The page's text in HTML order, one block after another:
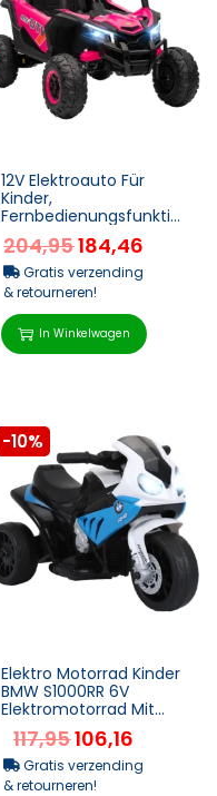
12V Elektroauto Für
Kinder,
Fernbedienungsfunktio
n, Gurt, Hupe, LED-
Lichter, USB-Port, Für 3-
5 Jah...
204,95184,46
Gratis verzending
& retourneren!
In Winkelwagen
-10%
Elektro Motorrad Kinder
BMW S1000RR 6V
Elektromotorrad Mit
Scheinwerfer Musik 2,5
Km/h Für Kinder 1...
117,95106,16
Gratis verzending
& retourneren!